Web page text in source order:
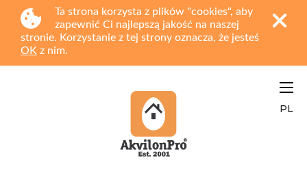
Ta strona korzysta z plików "cookies", aby
zapewnić Ci najlepszą jakość na naszej
stronie. Korzystanie z tej strony oznacza, że jesteś
OK z nim.
PL